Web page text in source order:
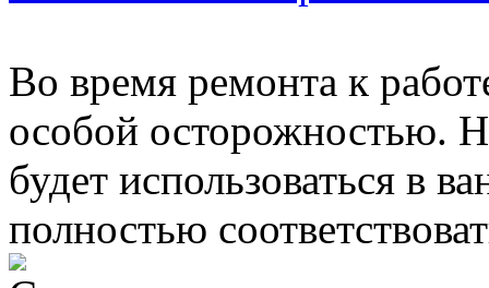
Во время ремонта к
особой осторожностью.
будет использоваться в
полностью